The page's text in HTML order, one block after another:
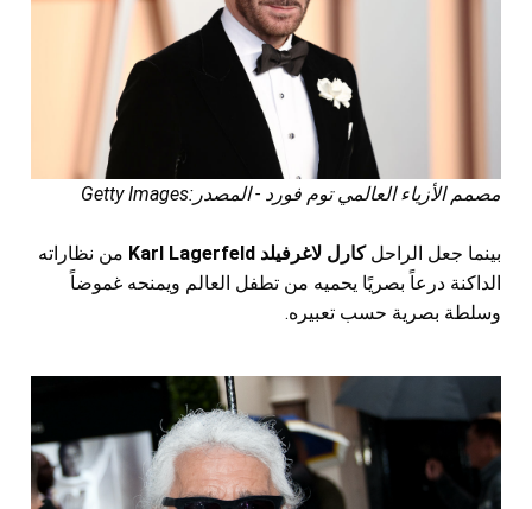
مصمم الأزياء العالمي توم فورد - المصدر:Getty Images
بينما جعل الراحلكارل لاغرفيلد Karl Lagerfeld
من نظاراته
الداكنة درعاً بصريًا يحميه من تطفل العالم ويمنحه غموضاً
وسلطة بصرية حسب تعبيره.